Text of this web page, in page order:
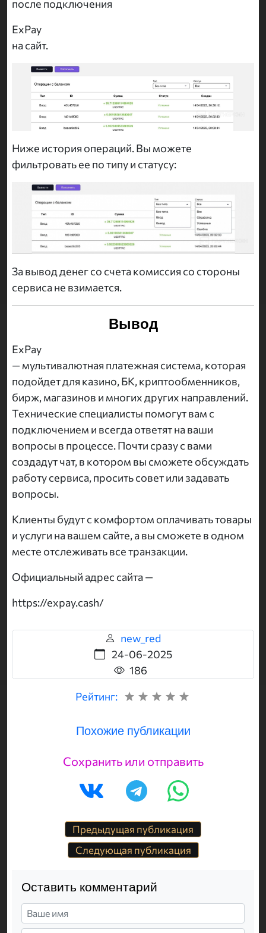
после подключения
ExPay
на сайт.
Ниже история операций. Вы можете
фильтровать ее по типу и статусу:
За вывод денег со счета комиссия со стороны
сервиса не взимается.
Вывод
ExPay
— мультивалютная платежная система, которая
подойдет для казино, БК, криптообменников,
бирж, магазинов и многих других направлений.
Технические специалисты помогут вам с
подключением и всегда ответят на ваши
вопросы в процессе. Почти сразу с вами
создадут чат, в котором вы сможете обсуждать
работу сервиса, просить совет или задавать
вопросы.
Клиенты будут с комфортом оплачивать товары
и услуги на вашем сайте, а вы сможете в одном
месте отслеживать все транзакции.
Официальный адрес сайта —
https://expay.cash/
new_red
24-06-2025
186
Рейтинг:
Похожие публикации
Сохранить или отправить
Предыдущая публикация
Следующая публикация
Оставить комментарий